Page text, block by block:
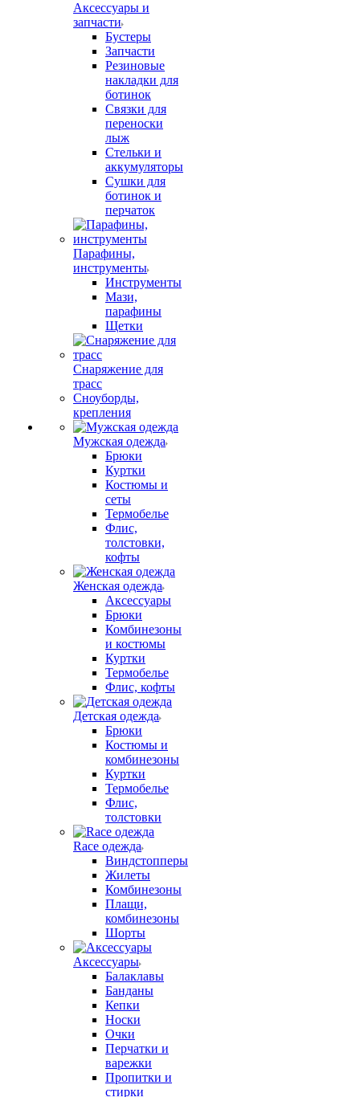
Аксессуары и
запчасти
Бустеры
Запчасти
Резиновые
накладки для
ботинок
Связки для
переноски
лыж
Стельки и
аккумуляторы
Сушки для
ботинок и
перчаток
Парафины,
инструменты
Инструменты
Мази,
парафины
Щетки
Снаряжение для
трасс
Сноуборды,
крепления
Мужская одежда
Брюки
Куртки
Костюмы и
сеты
Термобелье
Флис,
толстовки,
кофты
Женская одежда
Аксессуары
Брюки
Комбинезоны
и костюмы
Куртки
Термобелье
Флис, кофты
Детская одежда
Брюки
Костюмы и
комбинезоны
Куртки
Термобелье
Флис,
толстовки
Race одежда
Виндстопперы
Жилеты
Комбинезоны
Плащи,
комбинезоны
Шорты
Аксессуары
Балаклавы
Банданы
Кепки
Носки
Очки
Перчатки и
варежки
Пропитки и
стирки